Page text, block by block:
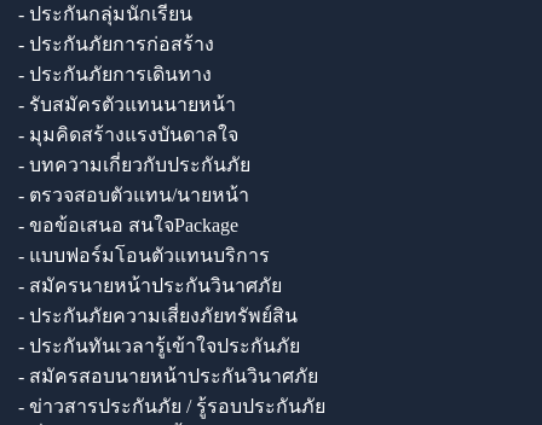
- ประกันกลุ่มนักเรียน
- ประกันภัยการก่อสร้าง
- ประกันภัยการเดินทาง
- รับสมัครตัวแทนนายหน้า
- มุมคิดสร้างแรงบันดาลใจ
- บทความเกี่ยวกับประกันภัย
- ตรวจสอบตัวแทน/นายหน้า
- ขอข้อเสนอ สนใจPackage
- แบบฟอร์มโอนตัวแทนบริการ
- สมัครนายหน้าประกันวินาศภัย
- ประกันภัยความเสี่ยงภัยทรัพย์สิน
- ประกันทันเวลารู้เข้าใจประกันภัย
- สมัครสอบนายหน้าประกันวินาศภัย
- ข่าวสารประกันภัย / รู้รอบประกันภัย